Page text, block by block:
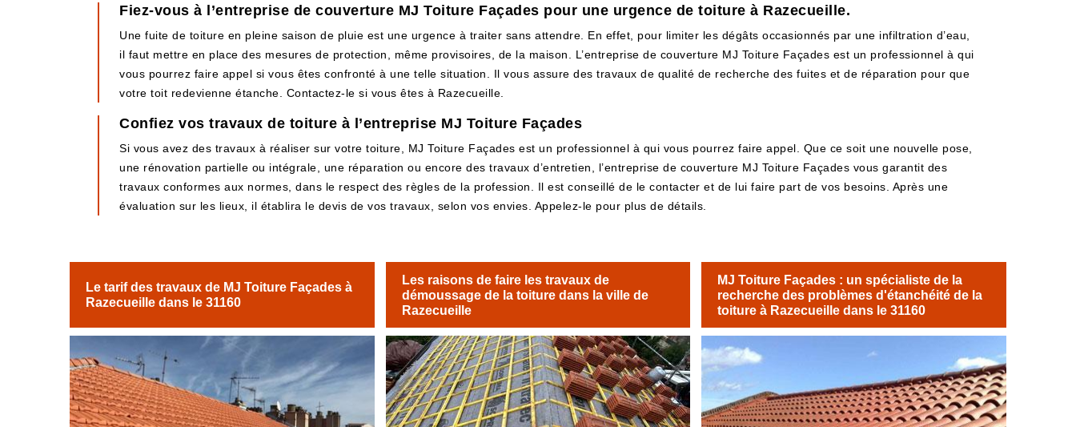
Fiez-vous à l’entreprise de couverture MJ Toiture Façades pour une urgence de toiture à Razecueille.
Une fuite de toiture en pleine saison de pluie est une urgence à traiter sans attendre. En effet, pour limiter les dégâts occasionnés par une infiltration d’eau,
il faut mettre en place des mesures de protection, même provisoires, de la maison. L’entreprise de couverture MJ Toiture Façades est un professionnel à qui
vous pourrez faire appel si vous êtes confronté à une telle situation. Il vous assure des travaux de qualité de recherche des fuites et de réparation pour que
votre toit redevienne étanche. Contactez-le si vous êtes à Razecueille.
Confiez vos travaux de toiture à l’entreprise MJ Toiture Façades
Si vous avez des travaux à réaliser sur votre toiture, MJ Toiture Façades est un professionnel à qui vous pourrez faire appel. Que ce soit une nouvelle pose,
une rénovation partielle ou intégrale, une réparation ou encore des travaux d’entretien, l’entreprise de couverture MJ Toiture Façades vous garantit des
travaux conformes aux normes, dans le respect des règles de la profession. Il est conseillé de le contacter et de lui faire part de vos besoins. Après une
évaluation sur les lieux, il établira le devis de vos travaux, selon vos envies. Appelez-le pour plus de détails.
Le tarif des travaux de MJ Toiture Façades à
Razecueille dans le 31160
Les raisons de faire les travaux de
démoussage de la toiture dans la ville de
Razecueille
MJ Toiture Façades : un spécialiste de la
recherche des problèmes d'étanchéité de la
toiture à Razecueille dans le 31160